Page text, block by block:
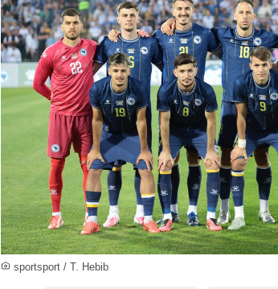
sportsport / T. Hebib